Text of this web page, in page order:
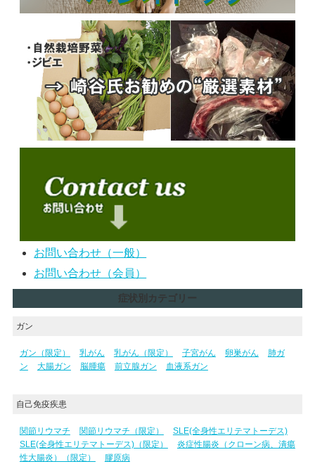
お問い合わせ（一般）
お問い合わせ（会員）
症状別カテゴリー
ガン
ガン（限定） 乳がん 乳がん（限定） 子宮がん 卵巣がん
肺ガ
ン
大腸ガン 脳腫瘍 前立腺ガン 血液系ガン
自己免疫疾患
関節リウマチ 関節リウマチ（限定）
SLE(全身性エリテマトーデス)
SLE(全身性エリテマトーデス)（限定）
炎症性腸炎（クローン病、潰瘍
性大腸炎）（限定）
膠原病